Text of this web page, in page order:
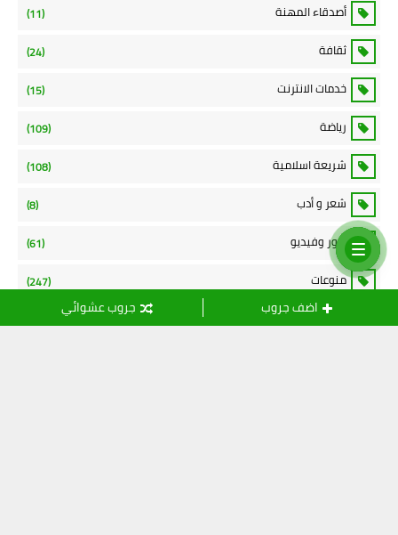
اضف جروب جروب عشوائي
أصدقاء المهنة (11)
ثقافة (24)
خدمات الانترنت (15)
رياضة (109)
شريعة اسلامية (108)
شعر و أدب (8)
صور وفيديو (61)
منوعات (247)
نموذج الاتصال